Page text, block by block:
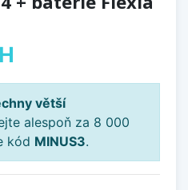
větší
alespoň za 8 000
kód MINUS3.